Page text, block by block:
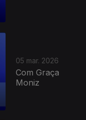
05 mar. 2026
Com Graça
Moniz